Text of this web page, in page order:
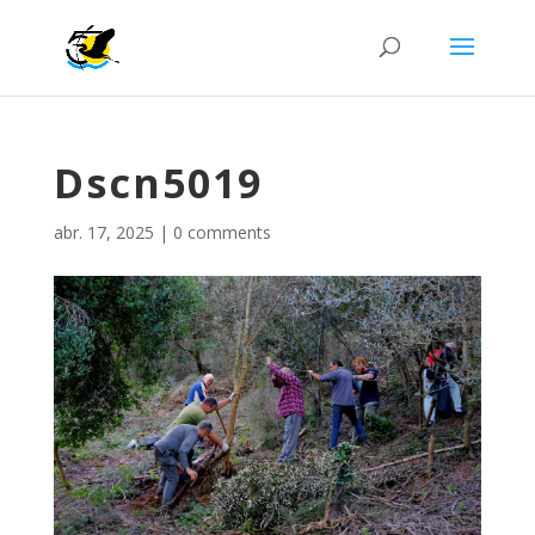
Dscn5019
abr. 17, 2025 | 0 comments